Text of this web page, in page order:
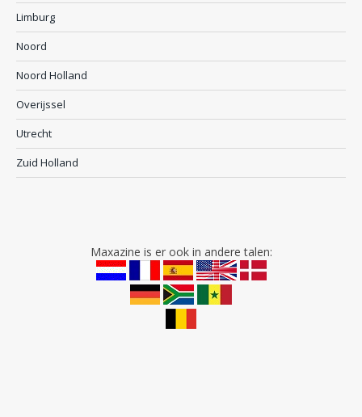
Limburg
Noord
Noord Holland
Overijssel
Utrecht
Zuid Holland
Maxazine is er ook in andere talen: